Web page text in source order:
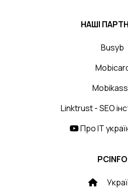
НАШІ
Busyb
Linktrust - SEO
Про IT
PCINFO